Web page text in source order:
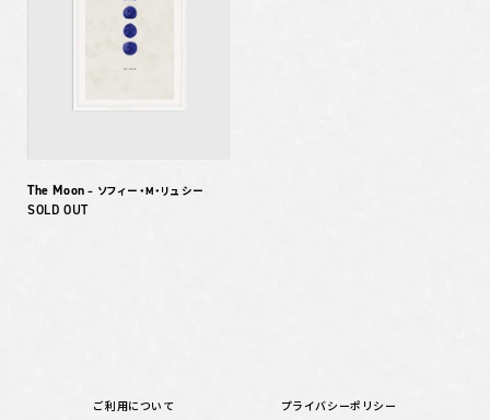
The Moon – ソフィー・M・リュシー
SOLD OUT
ご利用について プライバシーポリシー